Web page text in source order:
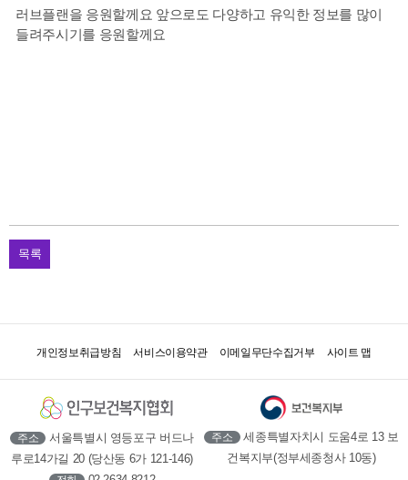
러브플랜을 응원할께요 앞으로도 다양하고 유익한 정보를 많이
들려주시기를 응원할께요
목록
개인정보취급방침 서비스이용약관 이메일무단수집거부 사이트 맵
주소
서울특별시 영등포구 버드나
루로14가길 20 (당산동 6가 121-146)
주소
세종특별자치시 도움4로 13 보
건복지부(정부세종청사 10동)